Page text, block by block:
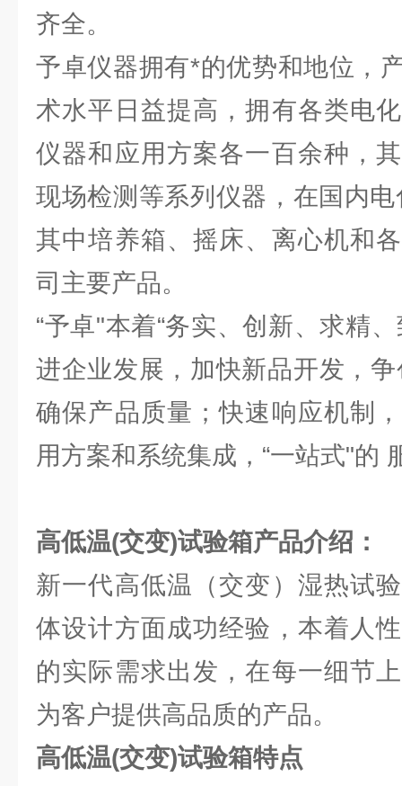
齐全。
予卓仪器拥有*的优势和地位，
术水平日益提高，拥有各类电
仪器和应用方案各一百余种，
现场检测等系列仪器，在国内
其中培养箱、摇床、离心机和
司主要产品。
“予卓"本着“务实、创新、求精
进企业发展，加快新品开发，
确保产品质量；快速响应机制
用方案和系统集成，“一站式"的
高低温(交变)试验箱产品介绍：
新一代高低温（交变）湿热试
体设计方面成功经验，本着人
的实际需求出发，在每一细节
为客户提供高品质的产品。
高低温(交变)试验箱特点